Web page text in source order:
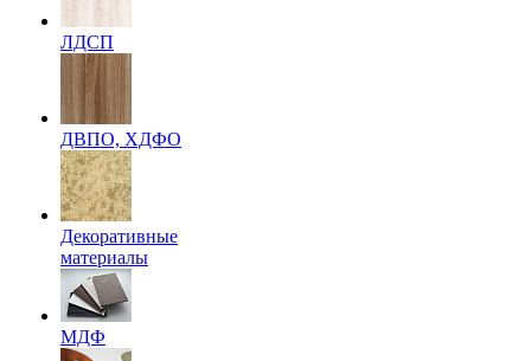
ЛДСП
ДВПО, ХДФО
Декоративные
материалы
МДФ